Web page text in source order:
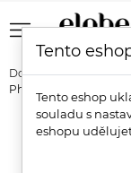
menu
Domů Značky
Phyto Retinol
Tento
Tento eshop
souladu s
eshopu